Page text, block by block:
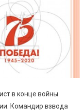
в конце войны
Командир взвода